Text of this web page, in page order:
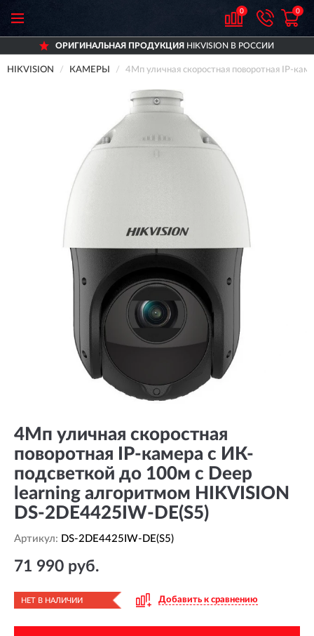
0 0
ОРИГИНАЛЬНАЯ ПРОДУКЦИЯHIKVISION В РОССИИ
HIKVISION КАМЕРЫ 4Мп уличная скоростная поворотная IP-
4Мп уличная скоростная
поворотная IP-камера c ИК-
подсветкой до 100м с Deep
learning алгоритмом HIKVISION
DS-2DE4425IW-DE(S5)
Артикул: DS-2DE4425IW-DE(S5)
71 990 руб.
НЕТ В НАЛИЧИИ Добавить к сравнению